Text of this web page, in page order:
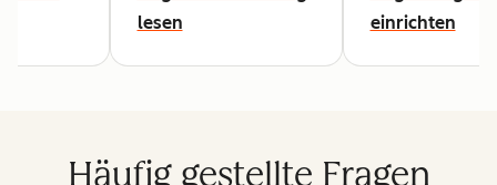
lesen
einrichten
Häufig gestellte Fragen